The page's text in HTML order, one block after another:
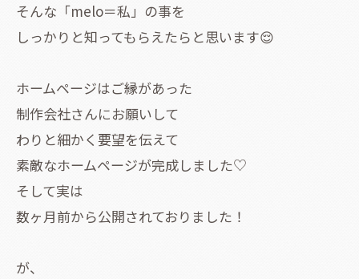
そんな「melo＝私」の事を
しっかりと知ってもらえたらと思います😌
ホームページはご縁があった
制作会社さんにお願いして
わりと細かく要望を伝えて
素敵なホームページが完成しました♡
そして実は
数ヶ月前から公開されておりました！
が、